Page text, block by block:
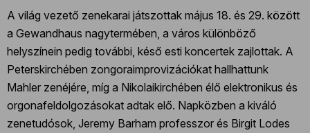
A világ vezető zenekarai játszottak május 18. és 29. között
a Gewandhaus nagytermében, a város különböző
helyszínein pedig további, késő esti koncertek zajlottak. A
Peterskirchében zongoraimprovizációkat hallhattunk
Mahler zenéjére, míg a Nikolaikirchében élő elektronikus és
orgonafeldolgozásokat adtak elő. Napközben a kiváló
zenetudósok, Jeremy Barham professzor és Birgit Lodes